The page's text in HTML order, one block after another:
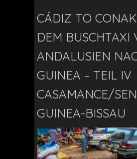
CÁDIZ TO
DEM BUSCHTAXI
ANDALUSIEN
GUINEA – TEIL IV
CASAMANCE/
GUINEA-BISSAU